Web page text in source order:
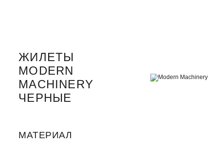
ЖИЛЕТЫ
MODERN
MACHINERY
ЧЕРНЫЕ
МАТЕРИАЛ